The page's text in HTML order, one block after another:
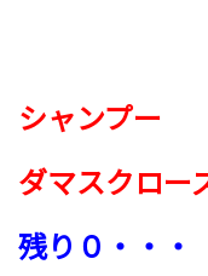
シャンプー
ダマスクロー
残り０・・・